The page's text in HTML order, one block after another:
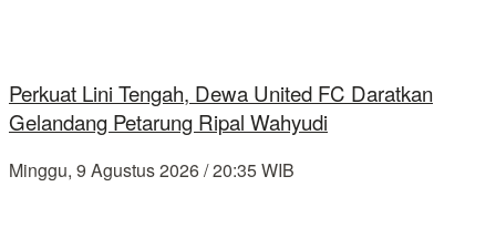
Perkuat Lini Tengah, Dewa United FC Daratkan
Gelandang Petarung Ripal Wahyudi
Minggu, 9 Agustus 2026 / 20:35 WIB